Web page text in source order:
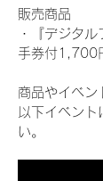
販売商品
・『デジタ
手券付1,700
商品やイベン
以下イベン
い。